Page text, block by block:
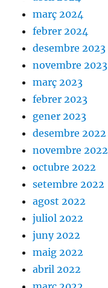
març 2024
febrer 2024
desembre 2023
novembre 2023
març 2023
febrer 2023
gener 2023
desembre 2022
novembre 2022
octubre 2022
setembre 2022
agost 2022
juliol 2022
juny 2022
maig 2022
abril 2022